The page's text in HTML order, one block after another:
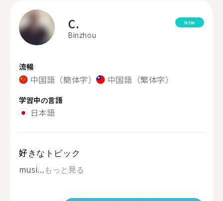
C.
Binzhou
NEW
流暢
中国語（簡体字） 中国語（繁体字）
学習中の言語
日本語
好きなトピック
musi...もっと見る